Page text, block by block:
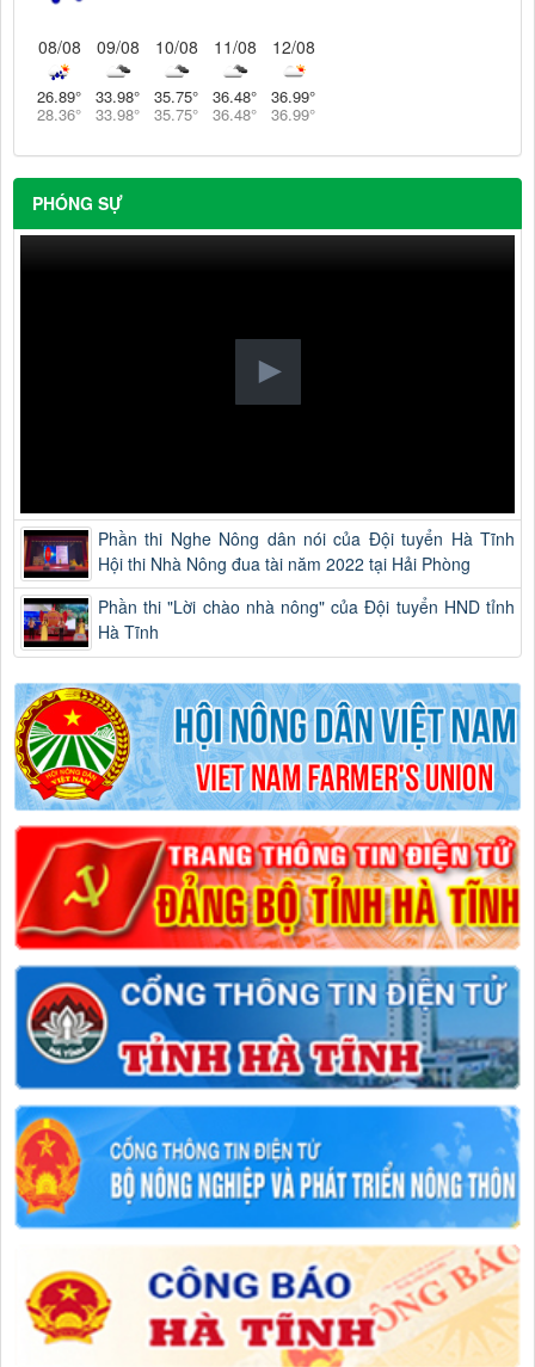
08/08
26.89°
28.36°
09/08
33.98°
33.98°
10/08
35.75°
35.75°
11/08
36.48°
36.48°
12/08
36.99°
36.99°
PHÓNG SỰ
Phần thi Nghe Nông dân nói của Đội tuyển Hà Tĩnh
Hội thi Nhà Nông đua tài năm 2022 tại Hải Phòng
Phần thi "Lời chào nhà nông" của Đội tuyển HND tỉnh
Hà Tĩnh